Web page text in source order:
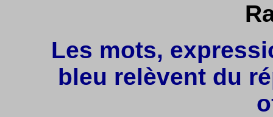
Les mots,
bleu relèvent du